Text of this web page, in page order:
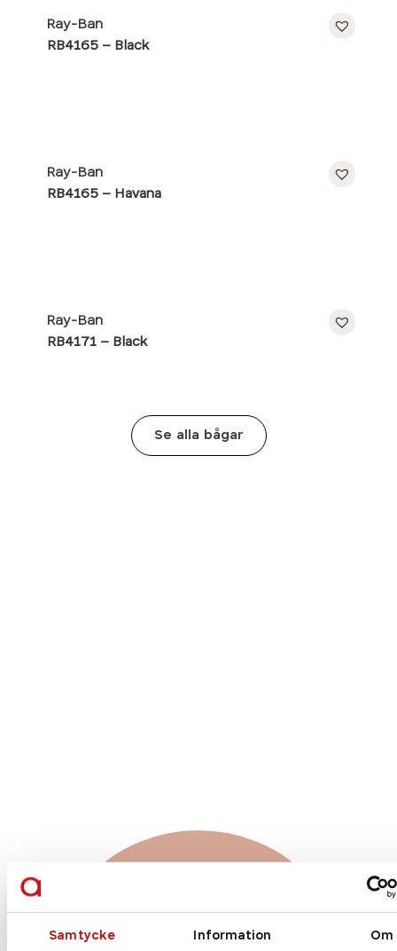
Samtycke Information Om
Ray-Ban
RB4165 – Black
Ray-Ban
RB4165 – Havana
Ray-Ban
RB4171 – Black
Se alla bågar
för just dig?
Enkelslipade, progressiva eller färgskiftande